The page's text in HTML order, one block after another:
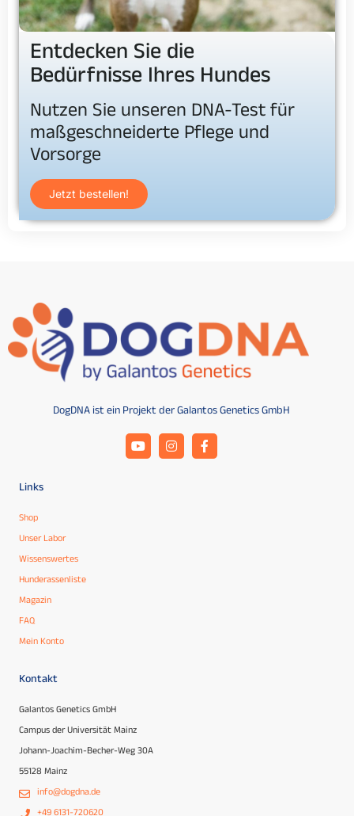
Entdecken Sie die
Bedürfnisse Ihres Hundes
Nutzen Sie unseren DNA-Test für
maßgeschneiderte Pflege und
Vorsorge
Jetzt bestellen!
DogDNA ist ein Projekt der Galantos Genetics GmbH
Links
Shop
Unser Labor
Wissenswertes
Hunderassenliste
Magazin
FAQ
Mein Konto
Kontakt
Galantos Genetics GmbH
Campus der Universität Mainz
Johann-Joachim-Becher-Weg 30A
55128 Mainz
info@dogdna.de